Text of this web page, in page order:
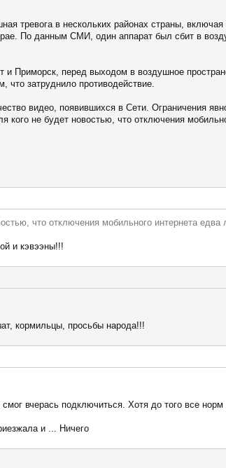
тревога в нескольких районах страны,
По данным СМИ, один аппарат был сбит в
и Приморск, перед выходом в воздушное
что затруднило противодействие.
видео, появившихся в Сети. Ограничения
кого не будет новостью, что отключения
что отключения мобильного интернета
и кэвээны!!!
кормильцы, просьбы народа!!!
вчерась подключиться. Хотя до того все
и ... Ничего